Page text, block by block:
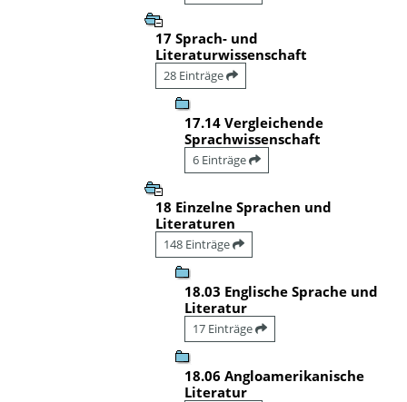
17 Sprach- und
Literaturwissenschaft
28 Einträge
17.14 Vergleichende
Sprachwissenschaft
6 Einträge
18 Einzelne Sprachen und
Literaturen
148 Einträge
18.03 Englische Sprache und
Literatur
17 Einträge
18.06 Angloamerikanische
Literatur